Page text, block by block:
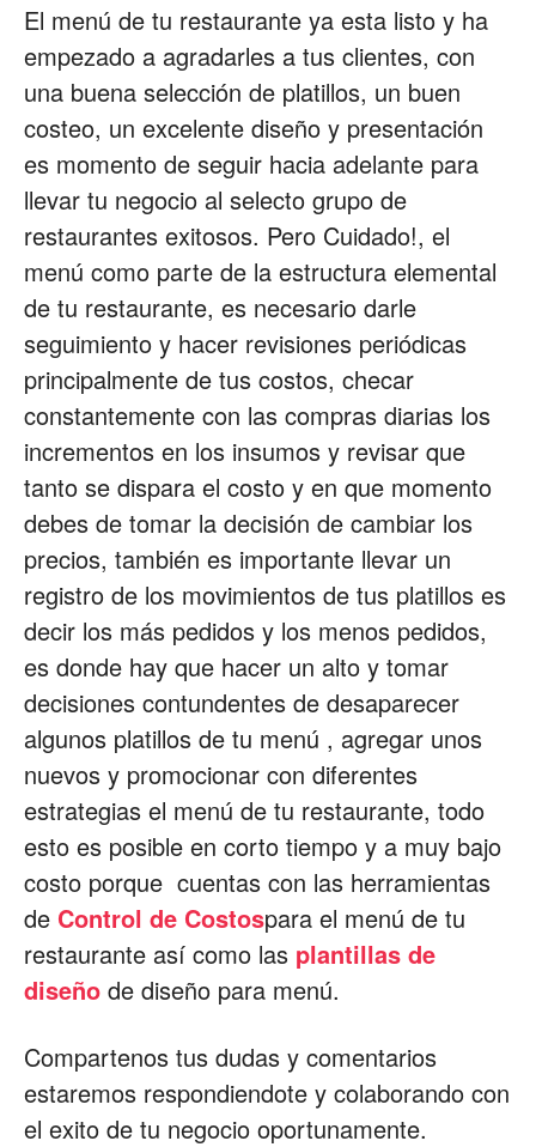
El menú de tu restaurante ya esta listo y ha
empezado a agradarles a tus clientes, con
una buena selección de platillos, un buen
costeo, un excelente diseño y presentación
es momento de seguir hacia adelante para
llevar tu negocio al selecto grupo de
restaurantes exitosos. Pero Cuidado!, el
menú como parte de la estructura elemental
de tu restaurante, es necesario darle
seguimiento y hacer revisiones periódicas
principalmente de tus costos, checar
constantemente con las compras diarias los
incrementos en los insumos y revisar que
tanto se dispara el costo y en que momento
debes de tomar la decisión de cambiar los
precios, también es importante llevar un
registro de los movimientos de tus platillos es
decir los más pedidos y los menos pedidos,
es donde hay que hacer un alto y tomar
decisiones contundentes de desaparecer
algunos platillos de tu menú , agregar unos
nuevos y promocionar con diferentes
estrategias el menú de tu restaurante, todo
esto es posible en corto tiempo y a muy bajo
costo porque cuentas con las herramientas
de Control de Costospara el menú de tu
restaurante así como las plantillas de
diseño de diseño para menú.
Compartenos tus dudas y comentarios
estaremos respondiendote y colaborando con
el exito de tu negocio oportunamente.